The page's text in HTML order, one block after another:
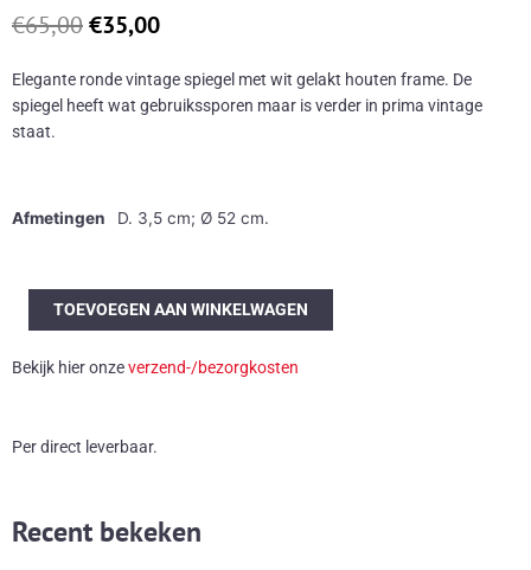
€65,00Oorspronkelijke
was:
€65,00.
€35,00Huidige
is:
€35,00.
Elegante ronde vintage spiegel met wit gelakt houten frame. De
spiegel heeft wat gebruikssporen maar is verder in prima vintage
staat.
Afmetingen D. 3,5 cm; Ø 52 cm.
Ronde
vintage
aantal
TOEVOEGEN AAN WINKELWAGEN
Bekijk hier onzeverzend-/bezorgkosten
Per direct leverbaar.
Recent bekeken